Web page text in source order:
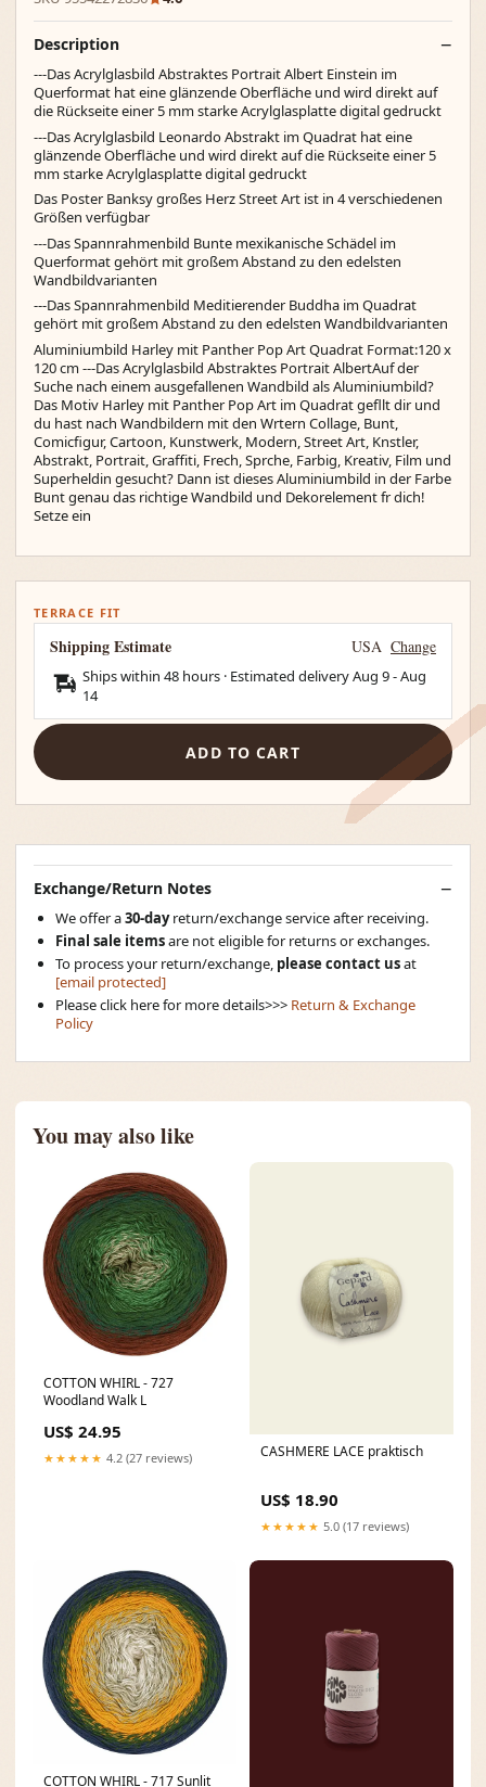
Description
---Das Acrylglasbild Abstraktes Portrait Albert Einstein im
Querformat hat eine glänzende Oberfläche und wird direkt auf
die Rückseite einer 5 mm starke Acrylglasplatte digital gedruckt
---Das Acrylglasbild Leonardo Abstrakt im Quadrat hat eine
glänzende Oberfläche und wird direkt auf die Rückseite einer 5
mm starke Acrylglasplatte digital gedruckt
Das Poster Banksy großes Herz Street Art ist in 4 verschiedenen
Größen verfügbar
---Das Spannrahmenbild Bunte mexikanische Schädel im
Querformat gehört mit großem Abstand zu den edelsten
Wandbildvarianten
---Das Spannrahmenbild Meditierender Buddha im Quadrat
gehört mit großem Abstand zu den edelsten Wandbildvarianten
Aluminiumbild Harley mit Panther Pop Art Quadrat Format:120 x
120 cm ---Das Acrylglasbild Abstraktes Portrait AlbertAuf der
Suche nach einem ausgefallenen Wandbild als Aluminiumbild?
Das Motiv Harley mit Panther Pop Art im Quadrat gefllt dir und
du hast nach Wandbildern mit den Wrtern Collage, Bunt,
Comicfigur, Cartoon, Kunstwerk, Modern, Street Art, Knstler,
Abstrakt, Portrait, Graffiti, Frech, Sprche, Farbig, Kreativ, Film und
Superheldin gesucht? Dann ist dieses Aluminiumbild in der Farbe
Bunt genau das richtige Wandbild und Dekorelement fr dich!
Setze ein
TERRACE FIT
Shipping Estimate USA Change
Ships within 48 hours · Estimated deliveryAug 9-Aug
14
ADD TO CART
Exchange/Return Notes
We offer a30-dayreturn/exchange service after receiving.
Final sale itemsare not eligible for returns or exchanges.
To process your return/exchange, please contact usat
[email protected]
Please click here for more details>>> Return & Exchange
Policy
You may also like
COTTON WHIRL - 727
Woodland Walk L
US$ 24.95
★★★★★ 4.2 (27 reviews) CASHMERE LACE praktisch
US$ 18.90
★★★★★ 5.0 (17 reviews)
COTTON WHIRL - 717 Sunlit